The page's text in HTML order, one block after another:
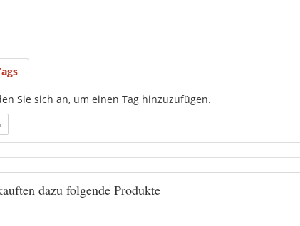
Sie sich an, um einen Tag hinzuzufügen.
dazu folgende Produkte